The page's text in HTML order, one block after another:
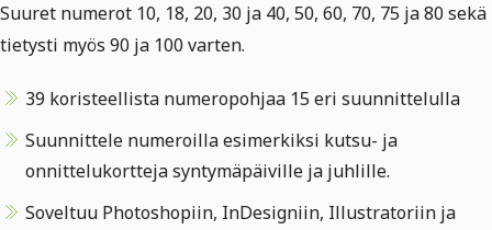
Suuret numerot 10, 18, 20, 30 ja 40, 50, 60, 70, 75 ja 80 sekä
tietysti myös 90 ja 100 varten.
39 koristeellista numeropohjaa 15 eri suunnittelulla
Suunnittele numeroilla esimerkiksi kutsu- ja
onnittelukortteja syntymäpäiville ja juhlille.
Soveltuu Photoshopiin, InDesigniin, Illustratoriin ja